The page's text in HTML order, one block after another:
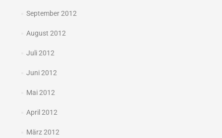
September 2012
August 2012
Juli 2012
Juni 2012
Mai 2012
April 2012
März 2012